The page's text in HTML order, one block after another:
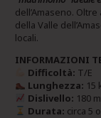
dell’Amaseno.
della Valle
locali.
INFORMAZIONI
Difficoltà: T/E
Lunghezza: 15
Dislivello: 180
Durata: circa 5